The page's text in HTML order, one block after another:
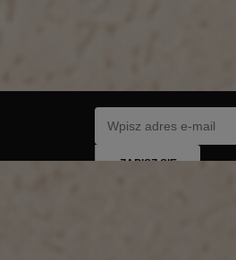
ZAPISZ SIĘ